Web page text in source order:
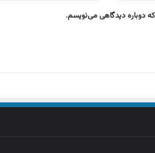
دوباره دیدگاهی می‌نویسم.